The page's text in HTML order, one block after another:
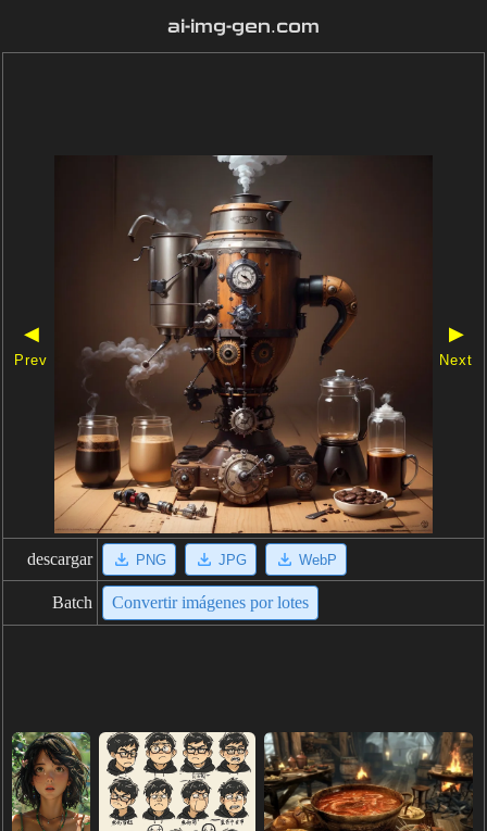
ai-img-gen.com
◀
Prev
▶
Next
descargar PNG JPG WebP
Batch Convertir imágenes por lotes